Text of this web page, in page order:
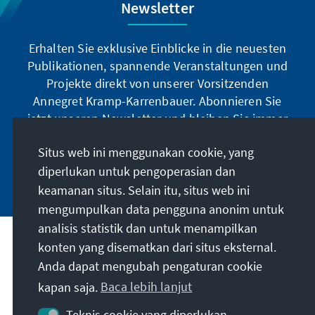
Moment bewiesen – auch wenn das erhoffte
Signal der geopolitischen
Gestaltungsfähigkeit ausblieb. Wenngleich
man sich auch nicht über die Nutzung der
Ringen eine pragmatische Einigung über
weitere Finanzhilfen für die Ukraine aus dem
EU-Haushalt erzielt.
Newsletter
Erhalten Sie exklusive Einblicke in die neuesten
Publikationen, spannende Veranstaltungen und
Projekte direkt von unserer Vorsitzenden
Annegret Kramp-Karrenbauer. Abonnieren Sie
jetzt unseren Newsletter und bleiben Sie immer
Jetzt abonnieren
Misi kami
Kontak
Situs web ini menggunakan cookie, yang
diperlukan untuk pengoperasian dan
keamanan situs. Selain itu, situs web ini
mengumpulkan data pengguna anonim untuk
analisis statistik dan untuk menampilkan
konten yang disematkan dari situs eksternal.
Anda dapat mengubah pengaturan cookie
kapan saja. Baca lebih lanjut